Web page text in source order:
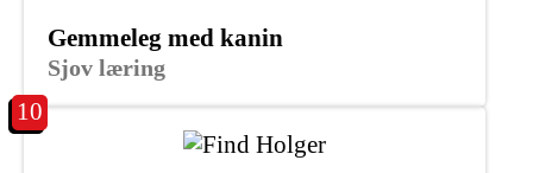
Sjov læring
Gemmeleg med kanin
10